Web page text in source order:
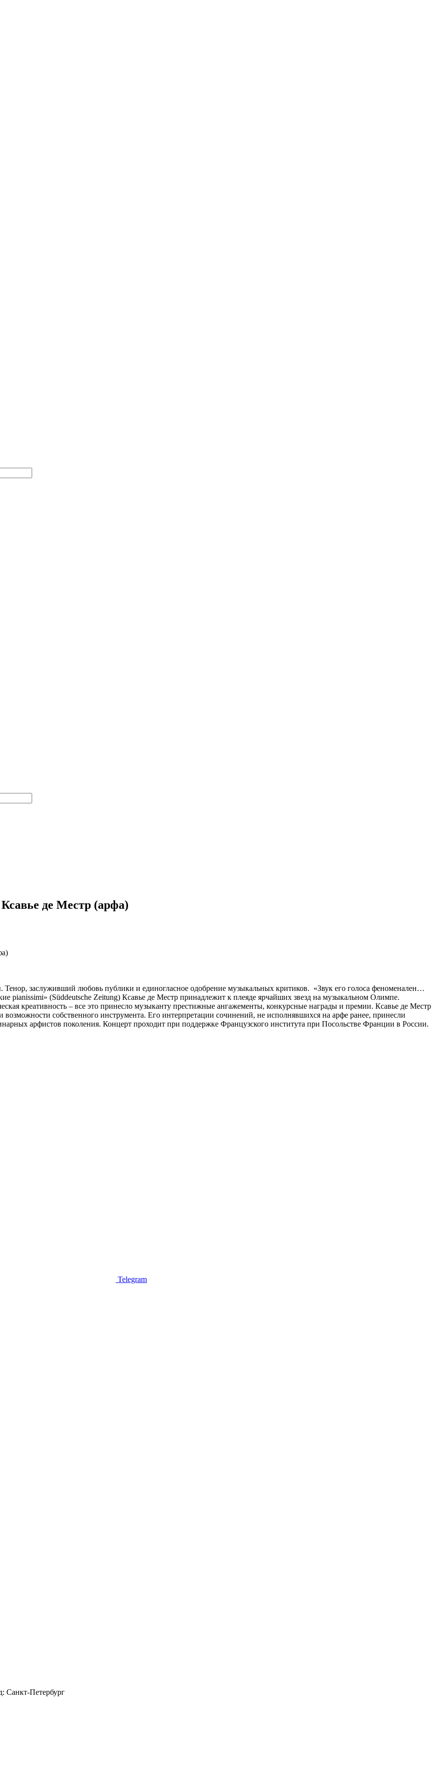
де Местр (арфа)
Тенор, заслуживший любовь публики и единогласное одобрение музыкальных критиков. «Звук его голоса феноменален…
pianissimi» (Süddeutsche Zeitung) Ксавье де Местр принадлежит к плеяде ярчайших звезд на музыкальном Олимпе.
креативность – все это принесло музыканту престижные ангажементы, конкурсные награды и премии. Ксавье де Местр
собственного инструмента. Его интерпретации сочинений, не исполнявшихся на арфе ранее, принесли
арфистов поколения. Концерт проходит при поддержке Французского института при Посольстве Франции в России.
Telegram
Санкт-Петербург